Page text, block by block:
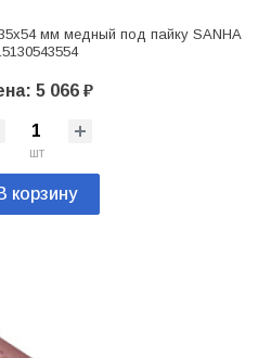
мм медный под пайку SANHA
5 066 ₽
шт
корзину